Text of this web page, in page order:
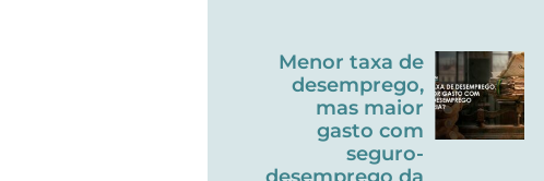
Menor taxa de
desemprego,
mas maior
gasto com
seguro-
desemprego da